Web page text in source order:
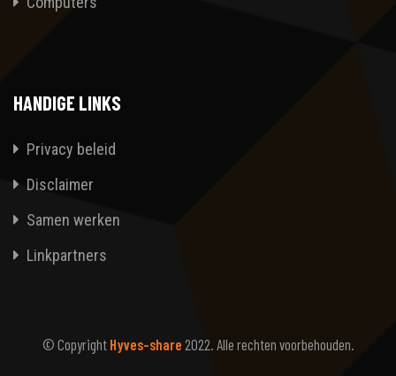
HANDIGE LINKS
Privacy beleid
Disclaimer
Samen werken
Linkpartners
© Copyright Hyves-share 2022. Alle rechten voorbehouden.